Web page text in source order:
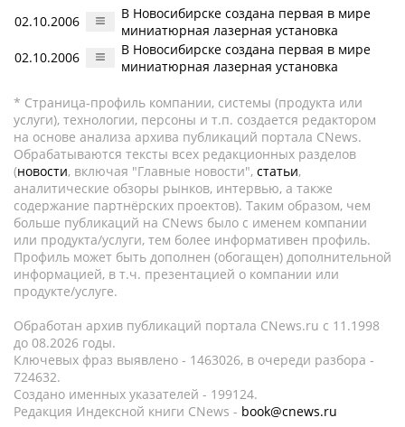
02.10.2006
В Новосибирске создана первая в мире
миниатюрная лазерная установка
02.10.2006
В Новосибирске создана первая в мире
миниатюрная лазерная установка
* Страница-профиль компании, системы (продукта или
услуги), технологии, персоны и т.п. создается редактором
на основе анализа архива публикаций портала CNews.
Обрабатываются тексты всех редакционных разделов
(новости, включая "Главные новости", статьи,
аналитические обзоры рынков, интервью, а также
содержание партнёрских проектов). Таким образом, чем
больше публикаций на CNews было с именем компании
или продукта/услуги, тем более информативен профиль.
Профиль может быть дополнен (обогащен) дополнительной
информацией, в т.ч. презентацией о компании или
продукте/услуге.
Обработан архив публикаций портала CNews.ru c 11.1998
до 08.2026 годы.
Ключевых фраз выявлено - 1463026, в очереди разбора -
724632.
Создано именных указателей - 199124.
Редакция Индексной книги CNews - book@cnews.ru